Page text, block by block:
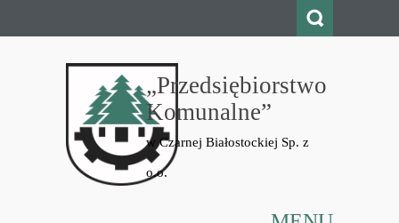
„Przedsiębiorstwo
Komunalne”